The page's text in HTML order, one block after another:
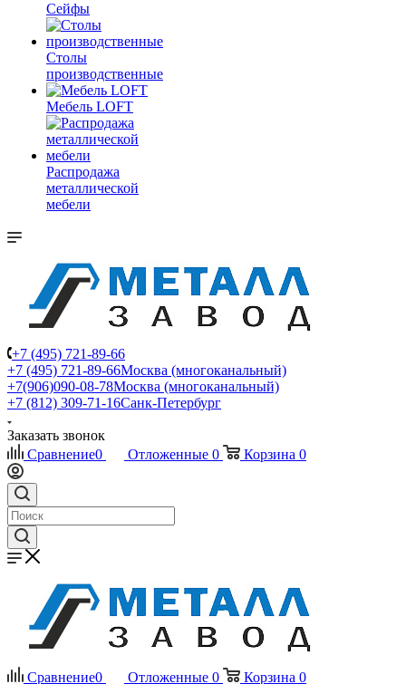
Сейфы
Столы
производственные
Мебель LOFT
Распродажа
металлической
мебели
+7 (495) 721-89-66
+7 (495) 721-89-66Москва (многоканальный)
+7(906)090-08-78Москва (многоканальный)
+7 (812) 309-71-16Санк-Петербург
Заказать звонок
Сравнение0 Отложенные 0 Корзина 0
Сравнение0 Отложенные 0 Корзина 0